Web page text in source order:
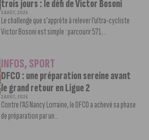
trois jours : le défi de Victor Bosoni
5 AOÛT, 2026
Le challenge que s’apprête à relever l’ultra-cycliste
Victor Bosoni est simple : parcourir 571...
INFOS,SPORT
DFCO : une préparation sereine avant
le grand retour en Ligue 2
3 AOÛT, 2026
Contre l’AS Nancy Lorraine, le DFCO a achevé sa phase
de préparation par un...